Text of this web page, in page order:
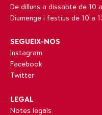
De dilluns a dissabte de 10
Diumenge i festius de 10 a
SEGUEIX-NOS
Instagram
Facebook
Twitter
LEGAL
Notes legals